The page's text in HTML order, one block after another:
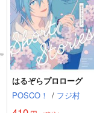
はるぞらプロローグ
POSCO！ / フジ村